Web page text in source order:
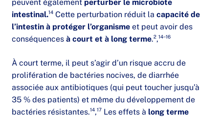
peuvent également perturber le microbiote
intestinal.¹⁴ Cette perturbation réduit la capacité de
l’intestin à protéger l’organisme et peut avoir des
conséquences à court et à long terme.²,¹⁴⁻¹⁶
À court terme, il peut s’agir d’un risque accru de
prolifération de bactéries nocives, de diarrhée
associée aux antibiotiques (qui peut toucher jusqu’à
35 % des patients) et même du développement de
bactéries résistantes.¹⁴,¹⁷ Les effets à long terme